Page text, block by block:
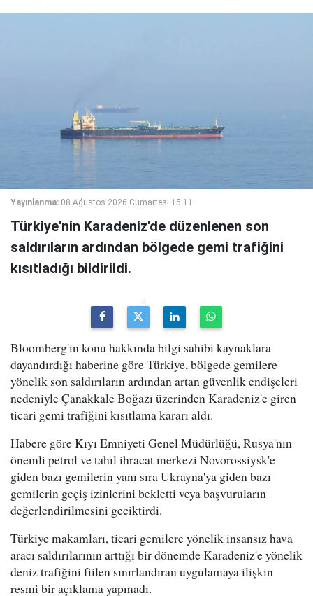
Yayınlanma: 08 Ağustos 2026 Cumartesi 15:11
Türkiye'nin Karadeniz'de düzenlenen son
saldırıların ardından bölgede gemi trafiğini
kısıtladığı bildirildi.
Bloomberg'in konu hakkında bilgi sahibi kaynaklara
dayandırdığı haberine göre Türkiye, bölgede gemilere
yönelik son saldırıların ardından artan güvenlik endişeleri
nedeniyle Çanakkale Boğazı üzerinden Karadeniz'e giren
ticari gemi trafiğini kısıtlama kararı aldı.
Habere göre Kıyı Emniyeti Genel Müdürlüğü, Rusya'nın
önemli petrol ve tahıl ihracat merkezi Novorossiysk'e
giden bazı gemilerin yanı sıra Ukrayna'ya giden bazı
gemilerin geçiş izinlerini bekletti veya başvuruların
değerlendirilmesini geciktirdi.
Türkiye makamları, ticari gemilere yönelik insansız hava
aracı saldırılarının arttığı bir dönemde Karadeniz'e yönelik
deniz trafiğini fiilen sınırlandıran uygulamaya ilişkin
resmi bir açıklama yapmadı.